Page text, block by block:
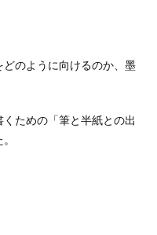
のように向けるのか、墨
ための「筆と半紙との出